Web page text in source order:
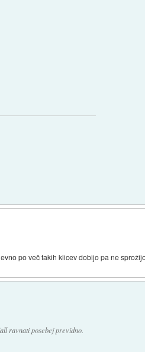
po več takih klicev dobijo pa ne
ravnati posebej previdno.